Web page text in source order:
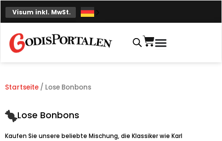
Zum
Inhalt
Visum inkl. MwSt.
Einkaufskorb
Startseite / Lose Bonbons
Lose Bonbons
Kaufen Sie unsere beliebte Mischung, die Klassiker wie Karl